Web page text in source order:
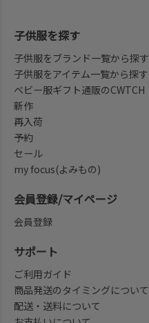
子供服を探す
子供服をブランド一覧から探す
子供服をアイテム一覧から探す
ベビー服ギフト通販のCWTCH
新作
再入荷
予約
セール
my focus(よみもの)
会員登録/マイページ
会員登録
サポート
ご利用ガイド
商品発送のタイミングについて
配送・送料について